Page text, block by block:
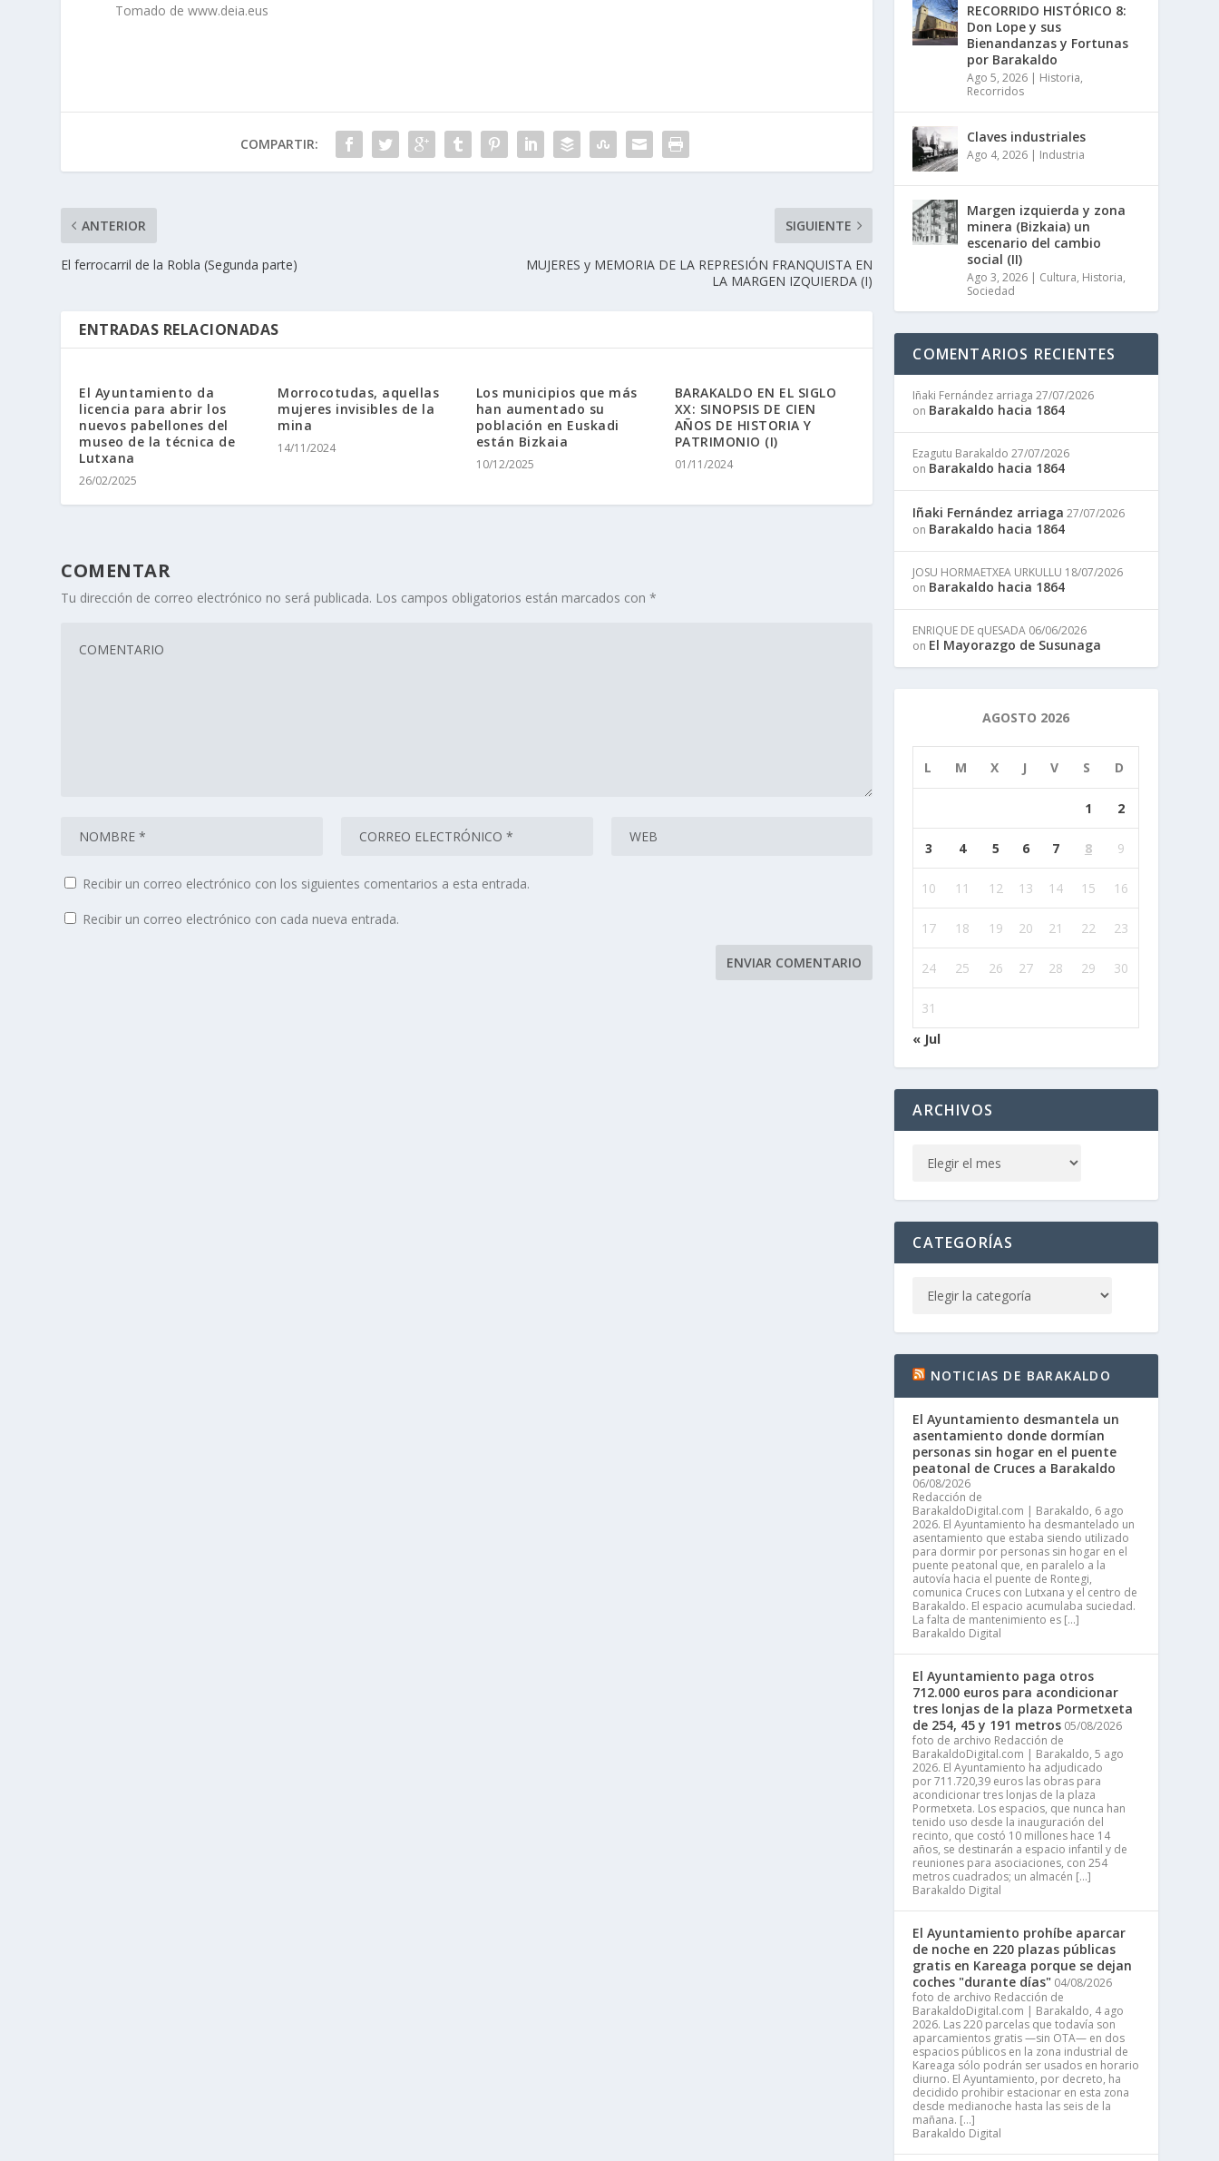
Tomado de www.deia.eus
COMPARTIR:
ANTERIOR
El ferrocarril de la Robla (Segunda parte)
SIGUIENTE
MUJERES y MEMORIA DE LA REPRESIÓN FRANQUISTA EN
LA MARGEN IZQUIERDA (I)
ENTRADAS RELACIONADAS
El Ayuntamiento da
licencia para abrir los
nuevos pabellones del
museo de la técnica de
Lutxana
26/02/2025
Morrocotudas, aquellas
mujeres invisibles de la
mina
14/11/2024
Los municipios que más
han aumentado su
población en Euskadi
están Bizkaia
10/12/2025
BARAKALDO EN EL SIGLO
XX: SINOPSIS DE CIEN
AÑOS DE HISTORIA Y
PATRIMONIO (I)
01/11/2024
COMENTAR
Tu dirección de correo electrónico no será publicada. Los campos obligatorios están marcados con*
Recibir un correo electrónico con los siguientes comentarios a esta entrada.
Recibir un correo electrónico con cada nueva entrada.
RECORRIDO HISTÓRICO 8:
Don Lope y sus
Bienandanzas y Fortunas
por Barakaldo
Ago 5, 2026 | Historia,
Recorridos
Claves industriales
Ago 4, 2026 | Industria
Margen izquierda y zona
minera (Bizkaia) un
escenario del cambio
social (II)
Ago 3, 2026 | Cultura, Historia,
Sociedad
COMENTARIOS RECIENTES
Iñaki Fernández arriaga 27/07/2026
on Barakaldo hacia 1864
Ezagutu Barakaldo 27/07/2026
on Barakaldo hacia 1864
Iñaki Fernández arriaga 27/07/2026
on Barakaldo hacia 1864
JOSU HORMAETXEA URKULLU 18/07/2026
on Barakaldo hacia 1864
ENRIQUE DE qUESADA 06/06/2026
on El Mayorazgo de Susunaga
AGOSTO 2026
L M X J V S D
1 2
3 4 5 6 7 8 9
10 11 12 13 14 15 16
17 18 19 20 21 22 23
24 25 26 27 28 29 30
31
« Jul
ARCHIVOS
CATEGORÍAS
NOTICIAS DE BARAKALDO
El Ayuntamiento desmantela un
asentamiento donde dormían
personas sin hogar en el puente
peatonal de Cruces a Barakaldo
06/08/2026
Redacción de
BarakaldoDigital.com | Barakaldo, 6 ago
2026. El Ayuntamiento ha desmantelado un
asentamiento que estaba siendo utilizado
para dormir por personas sin hogar en el
puente peatonal que, en paralelo a la
autovía hacia el puente de Rontegi,
comunica Cruces con Lutxana y el centro de
Barakaldo. El espacio acumulaba suciedad.
La falta de mantenimiento es […]
Barakaldo Digital
El Ayuntamiento paga otros
712.000 euros para acondicionar
tres lonjas de la plaza Pormetxeta
de 254, 45 y 191 metros 05/08/2026
foto de archivo Redacción de
BarakaldoDigital.com | Barakaldo, 5 ago
2026. El Ayuntamiento ha adjudicado
por 711.720,39 euros las obras para
acondicionar tres lonjas de la plaza
Pormetxeta. Los espacios, que nunca han
tenido uso desde la inauguración del
recinto, que costó 10 millones hace 14
años, se destinarán a espacio infantil y de
reuniones para asociaciones, con 254
metros cuadrados; un almacén […]
Barakaldo Digital
El Ayuntamiento prohíbe aparcar
de noche en 220 plazas públicas
gratis en Kareaga porque se dejan
coches "durante días" 04/08/2026
foto de archivo Redacción de
BarakaldoDigital.com | Barakaldo, 4 ago
2026. Las 220 parcelas que todavía son
aparcamientos gratis —sin OTA— en dos
espacios públicos en la zona industrial de
Kareaga sólo podrán ser usados en horario
diurno. El Ayuntamiento, por decreto, ha
decidido prohibir estacionar en esta zona
desde medianoche hasta las seis de la
mañana. […]
Barakaldo Digital